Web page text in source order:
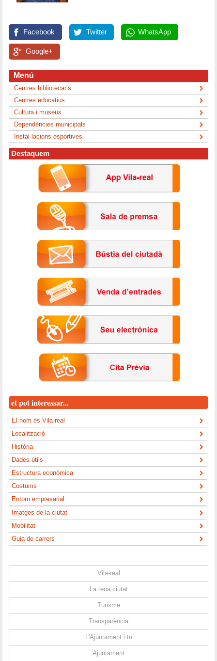
Facebook Twitter WhatsApp
Google+
Menú
Centres bibliotecaris
Centres educatius
Cultura i museus
Dependències municipals
Instal·lacions esportives
Destaquem
et pot interessar...
El nom és Vila-real
Localització
Història
Dades útils
Estructura econòmica
Costums
Entorn empresarial
Imatges de la ciutat
Mobilitat
Guia de carrers
Vila-real
La teua ciutat
Turisme
Transparència
L'Ajuntament i tu
Ajuntament